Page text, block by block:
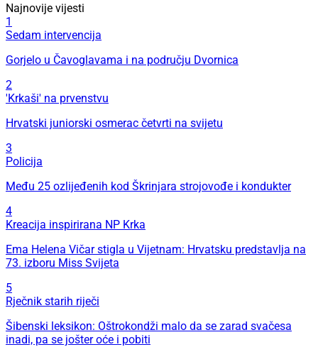
Najnovije vijesti
1
Sedam intervencija
Gorjelo u Čavoglavama i na području Dvornica
2
'Krkaši' na prvenstvu
Hrvatski juniorski osmerac četvrti na svijetu
3
Policija
Među 25 ozlijeđenih kod Škrinjara strojovođe i kondukter
4
Kreacija inspirirana NP Krka
Ema Helena Vičar stigla u Vijetnam: Hrvatsku predstavlja na
73. izboru Miss Svijeta
5
Rječnik starih riječi
Šibenski leksikon: Oštrokondži malo da se zarad svačesa
inadi, pa se jošter oće i pobiti